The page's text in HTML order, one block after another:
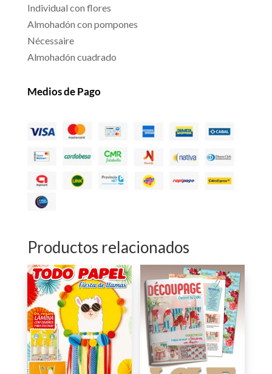
Individual con flores
Almohadón con pompones
Nécessaire
Almohadón cuadrado
Medios de Pago
Productos relacionados